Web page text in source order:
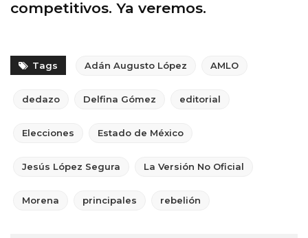
competitivos. Ya veremos.
Tags Adán Augusto López AMLO
dedazo Delfina Gómez editorial
Elecciones Estado de México
Jesús López Segura La Versión No Oficial
Morena principales rebelión